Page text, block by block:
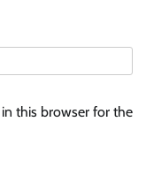
this browser for the